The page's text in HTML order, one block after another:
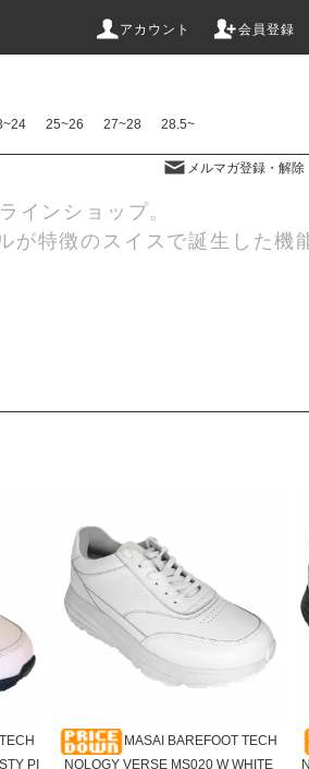
アカウント 会員登録
25~26 27~28 28.5~
メルマガ登録・解除
インショップ。
が特徴のスイスで誕生した機
PI
MASAI BAREFOOT TECH
NOLOGY VERSE MS020 W WHITE